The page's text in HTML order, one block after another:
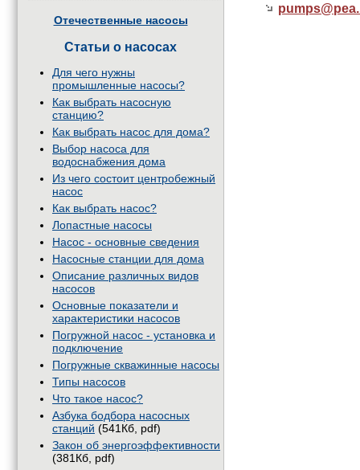
Отечественные насосы
Статьи о насосах
Для чего нужны
промышленные насосы?
Как выбрать насосную
станцию?
Как выбрать насос для дома?
Выбор насоса для
водоснабжения дома
Из чего состоит центробежный
насос
Как выбрать насос?
Лопастные насосы
Насос - основные сведения
Насосные станции для дома
Описание различных видов
насосов
Основные показатели и
характеристики насосов
Погружной насос - установка и
подключение
Погружные скважинные насосы
Типы насосов
Что такое насос?
Азбука бодбора насосных
станций (541Кб, pdf)
Закон об энергоэффективности
(381Кб, pdf)
pumps@